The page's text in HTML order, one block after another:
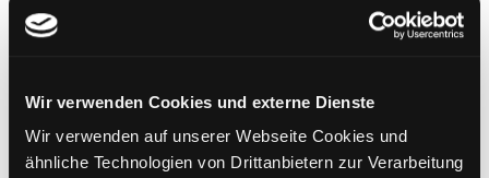
Wir verwenden Cookies und externe Dienste
Wir verwenden auf unserer Webseite Cookies und
ähnliche Technologien von Drittanbietern zur Verarbeitung
Exemplar-Details von Musikschrank auf -
100 Spielideen mit und ohne
Instrument für die Grundschule
Jahr: 2021
an der Ruhr